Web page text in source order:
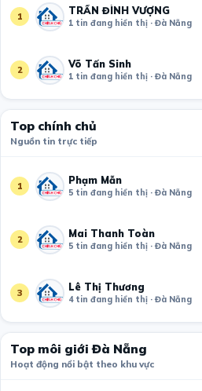
1 TRẦN ĐÌNH VƯỢNG
1 tin đang hiển thị · Đà Nẵng
2 Võ Tấn Sinh
1 tin đang hiển thị · Đà Nẵng
Top chính chủ
Nguồn tin trực tiếp
1 Phạm Mẫn
5 tin đang hiển thị · Đà Nẵng
2 Mai Thanh Toàn
5 tin đang hiển thị · Đà Nẵng
3 Lê Thị Thương
4 tin đang hiển thị · Đà Nẵng
Top môi giới Đà Nẵng
Hoạt động nổi bật theo khu vực